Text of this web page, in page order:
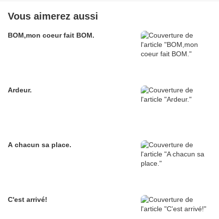
Vous aimerez aussi
BOM,mon coeur fait BOM.
Ardeur.
A chacun sa place.
C'est arrivé!